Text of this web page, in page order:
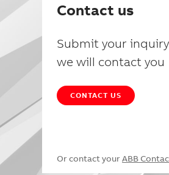
Contact us
Submit your
we will contact you
CONTACT US
Or contact your ABB